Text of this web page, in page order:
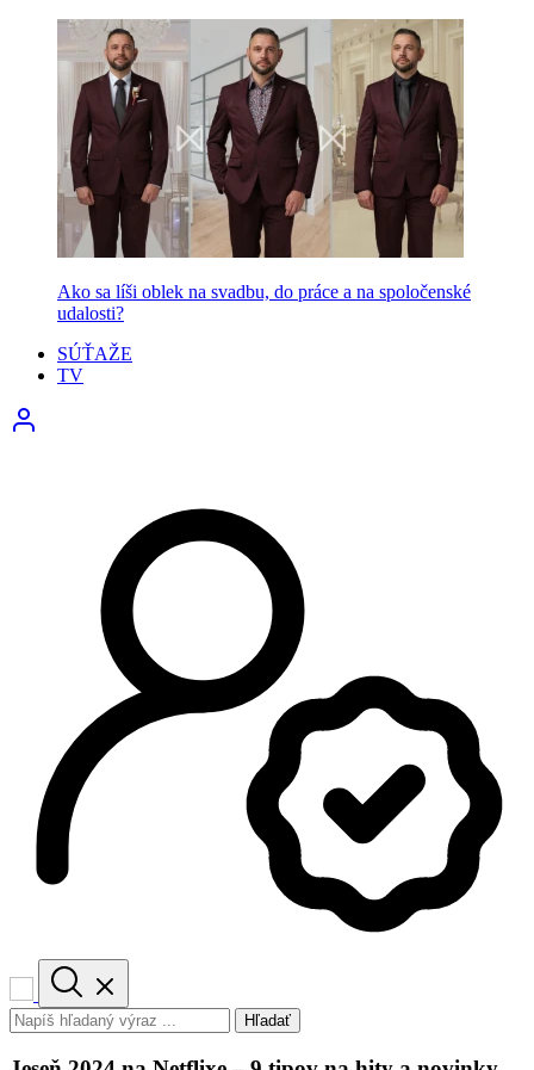
Ako sa líši oblek na svadbu, do práce a na spoločenské
udalosti?
SÚŤAŽE
TV
Hľadať